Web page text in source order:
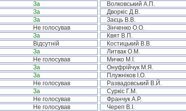
За Волковський А.П.
За Дворкіс Д.В.
За Заєць В.В.
Не голосував Зінченко О.О.
За Квят В.П.
Відсутній Костицький В.В.
За Литвак О.М.
Не голосував Мичко М.І.
За Онуфрійчук М.Я.
За Плужніков І.О.
Не голосував Развадовський В.Й.
За Суркіс Г.М.
Не голосував Франчук А.Р.
Не голосував Череп В.І.